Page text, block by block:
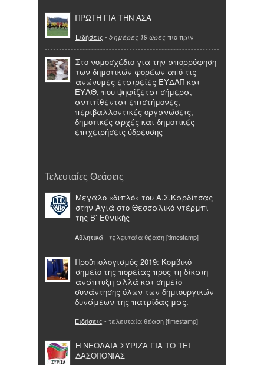
ΠΡΩΤΗ ΓΙΑ ΤΗΝ ΑΣΑ
Ειδήσεις - 5 ημέρες 19 ώρες πιο πριν
Στο νομοσχέδιο για την απορρόφηση
των δημοτικών φορέων από τις
ανώνυμες εταιρείες ΕΥΔΑΠ και
ΕΥΑΘ, που ψηφίζεται σήμερα,
αντιτίθενται επιστήμονες,
περιβαλλοντικές οργανώσεις,
δημοτικές αρχές και δημοτικές
επιχειρήσεις ύδρευσης
Τελευταίες Θεάσεις
Μεγάλο «διπλό» του Α.Σ.Καρδίτσας
στην Αγιά στο Θεσσαλικό ντέρμπι
της Β’ Εθνικής
Αθλητικά- τελευταία θέαση [timestamp]
Προϋπολογισμός 2019: Κομβικό
σημείο της πορείας προς τη δίκαιη
ανάπτυξη αλλά και σημείο
συνάντησης όλων των δημιουργικών
δυνάμεων της πατρίδας μας.
Ειδήσεις - τελευταία θέαση [timestamp]
Η ΝΕΟΛΑΙΑ ΣΥΡΙΖΑ ΓΙΑ ΤΟ ΤΕΙ
ΔΑΣΟΠΟΝΙΑΣ